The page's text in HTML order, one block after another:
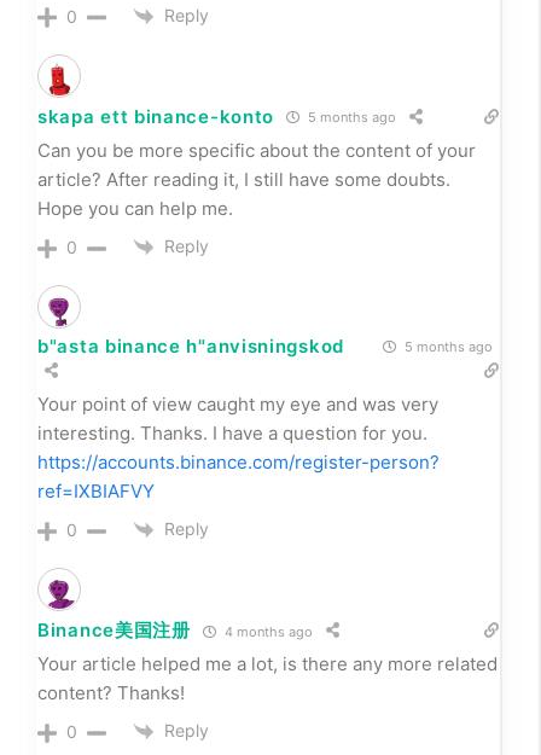
0 Reply
skapa ett binance-konto 5 months ago
Can you be more specific about the content of your
article? After reading it, I still have some doubts.
Hope you can help me.
0 Reply
b"asta binance h"anvisningskod 5 months ago
Your point of view caught my eye and was very
interesting. Thanks. I have a question for you.
https://accounts.binance.com/register-person?
ref=IXBIAFVY
0 Reply
Binance美国注册 4 months ago
Your article helped me a lot, is there any more related
content? Thanks!
0 Reply